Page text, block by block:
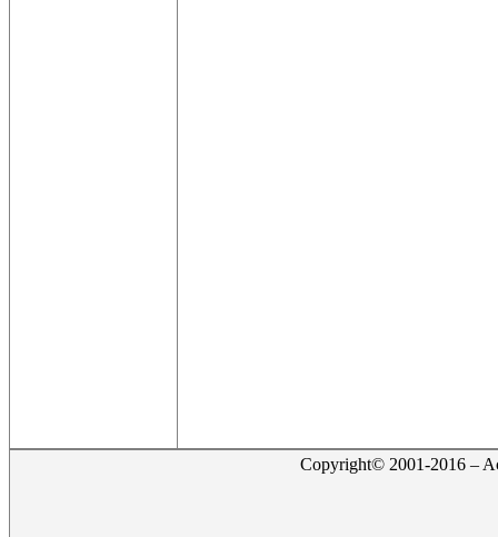
Copyright© 2001-2016 –